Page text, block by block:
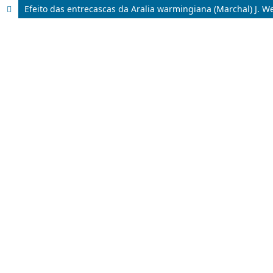
Efeito das entrecascas da Aralia warmingiana (Marchal) J.